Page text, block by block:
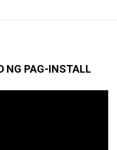
NG PAG-INSTALL